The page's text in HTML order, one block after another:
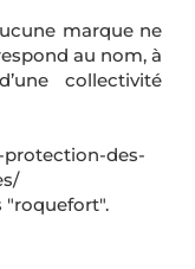
marque ne
au nom, à
collectivité
protection-des-
"roquefort".